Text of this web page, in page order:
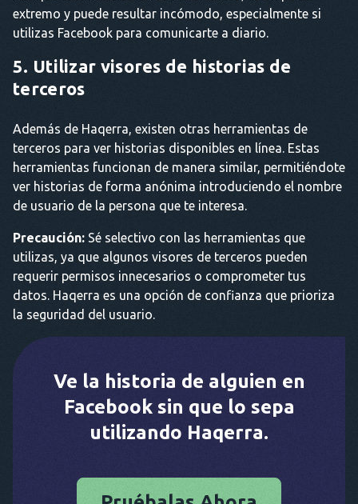
extremo y puede resultar incómodo, especialmente si
utilizas Facebook para comunicarte a diario.
5. Utilizar visores de historias de
terceros
Además de Haqerra, existen otras herramientas de
terceros para ver historias disponibles en línea. Estas
herramientas funcionan de manera similar, permitiéndote
ver historias de forma anónima introduciendo el nombre
de usuario de la persona que te interesa.
Precaución: Sé selectivo con las herramientas que
utilizas, ya que algunos visores de terceros pueden
requerir permisos innecesarios o comprometer tus
datos. Haqerra es una opción de confianza que prioriza
la seguridad del usuario.
Ve la historia de alguien en
Facebook sin que lo sepa
utilizando Haqerra.